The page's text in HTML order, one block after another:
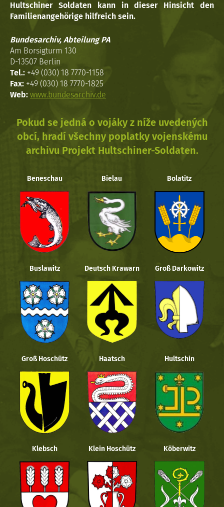
Hultschiner Soldaten kann in dieser Hinsicht den
Familienangehörige hilfreich sein.
Bundesarchiv, Abteilung PA
Am Borsigturm 130
D-13507 Berlin
Tel.: +49 (030) 18 7770-1158
Fax: +49 (030) 18 7770-1825
Web: www.bundesarchiv.de
Pokud se jedná o vojáky z níže uvedených
obcí, hradí všechny poplatky vojenskému
archivu Projekt Hultschiner-Soldaten.
Beneschau Bielau Bolatitz
Buslawitz Deutsch Krawarn Groß Darkowitz
Groß Hoschütz Haatsch Hultschin
Klebsch Klein Hoschütz Köberwitz